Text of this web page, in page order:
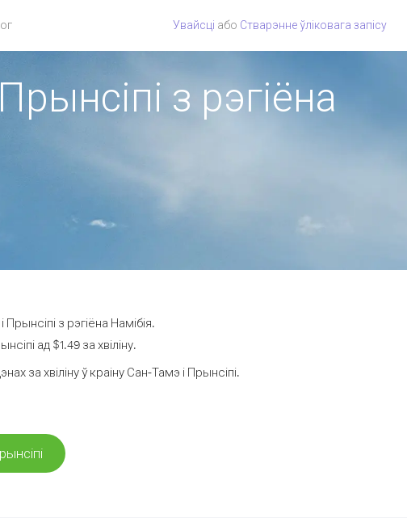
Увайсці або Стварэнне ўліковага запісу
з рэгіёна
з рэгіёна Намібія.
ад $1.49 за хвіліну.
за хвіліну ў краіну Сан-Тамэ і Прынсіпі.